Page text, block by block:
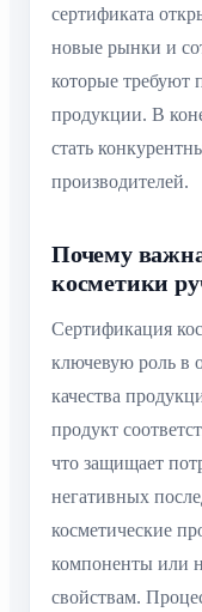
сертификата
новые рынки и
которые требуют
продукции. В
стать
производителей.
Почему
косметики
Сертификация
ключевую роль в
качества
продукт
что защищает
негативных
косметические
компоненты или
свойствам.